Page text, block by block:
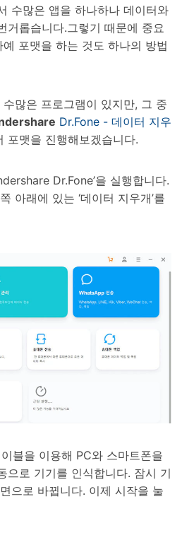
수많은 앱을 하나하나 데이터와
거롭습니다.그렇기 때문에 중요
포맷을 하는 것도 하나의 방법
많은 프로그램이 있지만, 그 중
Dr.Fone - 데이터 지우
포맷을 진행해보겠습니다.
Dr.Fone’을 실행합니다.
아래에 있는 ‘데이터 지우개’를
블을 이용해 PC와 스마트폰을
으로 기기를 인식합니다. 잠시 기
으로 바뀝니다. 이제 시작을 눌